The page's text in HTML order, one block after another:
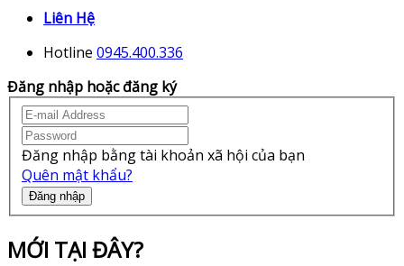
Liên Hệ
Hotline 0945.400.336
Đăng nhập hoặc đăng ký
Đăng nhập bằng tài khoản xã hội của bạn
Quên mật khẩu?
Đăng nhập
MỚI TẠI ĐÂY?